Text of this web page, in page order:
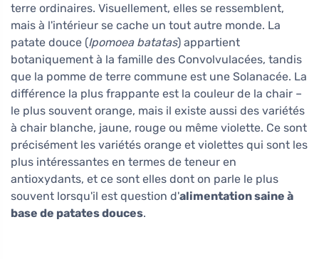
terre ordinaires. Visuellement, elles se ressemblent,
mais à l'intérieur se cache un tout autre monde. La
patate douce (Ipomoea batatas) appartient
botaniquement à la famille des Convolvulacées, tandis
que la pomme de terre commune est une Solanacée. La
différence la plus frappante est la couleur de la chair –
le plus souvent orange, mais il existe aussi des variétés
à chair blanche, jaune, rouge ou même violette. Ce sont
précisément les variétés orange et violettes qui sont les
plus intéressantes en termes de teneur en
antioxydants, et ce sont elles dont on parle le plus
souvent lorsqu'il est question d'alimentation saine à
base de patates douces.